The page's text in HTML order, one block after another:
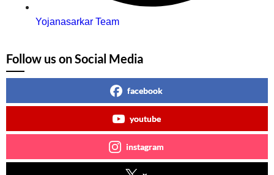
Yojanasarkar Team
Follow us on Social Media
facebook
youtube
instagram